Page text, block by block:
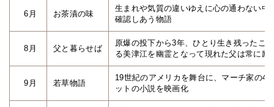
6月 お茶漬の味
生まれや気質の違いゆえに心の通わない
確認しあう物語
8月 父と暮らせば
原爆の投下から3年、ひとり生き残ったこ
る美津江を幽霊となって現れた父は常に
9月 若草物語
19世紀のアメリカを舞台に、マーチ家の4
ットの小説を映画化